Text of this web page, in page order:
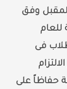
وفق
للعام
فى
حفاظاً على